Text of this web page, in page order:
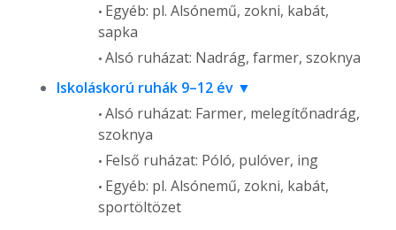
Egyéb: pl. Alsónemű, zokni, kabát,
sapka
Alsó ruházat: Nadrág, farmer, szoknya
Iskoláskorú ruhák 9–12 év
Alsó ruházat: Farmer, melegítőnadrág,
szoknya
Felső ruházat: Póló, pulóver, ing
Egyéb: pl. Alsónemű, zokni, kabát,
sportöltözet